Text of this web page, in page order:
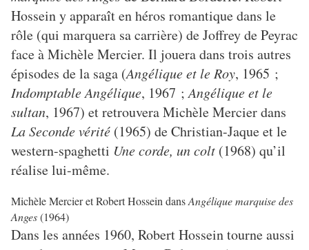
Hossein y apparaît en héros romantique dans le
rôle (qui marquera sa carrière) de Joffrey de Peyrac
face à Michèle Mercier. Il jouera dans trois autres
épisodes de la saga (Angélique et le Roy, 1965 ;
Indomptable Angélique, 1967 ;Angélique et le
sultan, 1967) et retrouvera Michèle Mercier dans
La Seconde vérité (1965) de Christian-Jaque et le
western-spaghetti Une corde, un colt (1968) qu’il
réalise lui-même.
Michèle Mercier et Robert Hossein dansAngélique marquise des
Anges(1964)
Dans les années 1960, Robert Hossein tourne aussi